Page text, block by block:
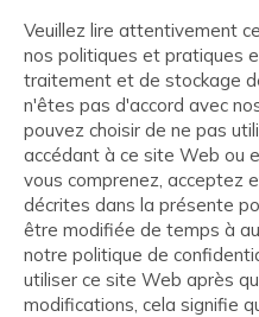
Veuillez lire attentivement
nos politiques et pratiques
traitement et de stockage
n'êtes pas d'accord avec
pouvez choisir de ne pas
accédant à ce site Web ou
vous comprenez, acceptez
décrites dans la présente
être modifiée de temps à
notre politique de
utiliser ce site Web après
modifications, cela signifie